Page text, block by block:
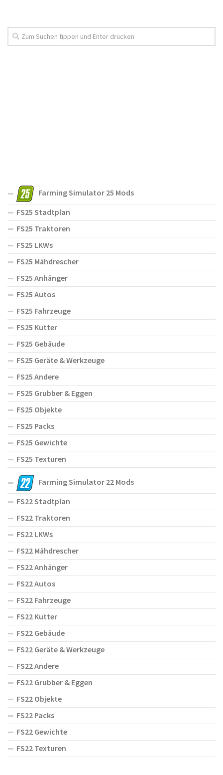
Farming Simulator 25 Mods
FS25 Stadtplan
FS25 Traktoren
FS25 LKWs
FS25 Mähdrescher
FS25 Anhänger
FS25 Autos
FS25 Fahrzeuge
FS25 Kutter
FS25 Gebäude
FS25 Geräte & Werkzeuge
FS25 Andere
FS25 Grubber & Eggen
FS25 Objekte
FS25 Packs
FS25 Gewichte
FS25 Texturen
Farming Simulator 22 Mods
FS22 Stadtplan
FS22 Traktoren
FS22 LKWs
FS22 Mähdrescher
FS22 Anhänger
FS22 Autos
FS22 Fahrzeuge
FS22 Kutter
FS22 Gebäude
FS22 Geräte & Werkzeuge
FS22 Andere
FS22 Grubber & Eggen
FS22 Objekte
FS22 Packs
FS22 Gewichte
FS22 Texturen